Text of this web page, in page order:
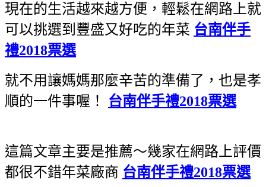
現在的生活越來越方便，輕鬆在網路上就
可以挑選到豐盛又好吃的年菜 台南伴手
禮2018票選
就不用讓媽媽那麼辛苦的準備了，也是孝
順的一件事喔！
台南伴手禮2018票選
這篇文章主要是推薦～幾家在網路上評價
都很不錯年菜廠商 台南伴手禮2018票選